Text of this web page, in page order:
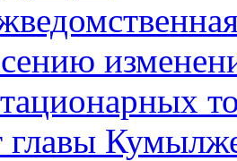
главы